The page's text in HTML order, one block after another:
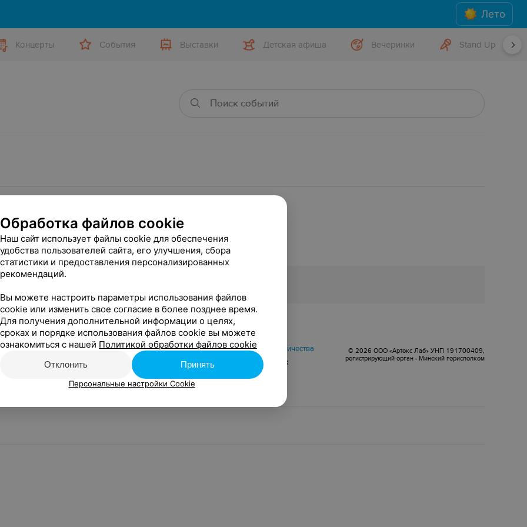
Лето
Концерты События Выставки Детская афиша Вечеринки Stand Up
условиям фильтра.
Новости проекта Размещение рекламы Вакансии
Публичный договор
оплаты
Публичный договор по использованию сервиса «Афиша»
Написать руководителю Relax.by
Связаться по вопросам сотрудничества
Персональные настройки cookie Обработка персональных данных
© 2026 ООО «Артокс Лаб» УНП 191700409,
регистрирующий орган - Минский горисполком
Обработка файлов cookie
Наш сайт использует файлы cookie для обеспечения
удобства пользователей сайта, его улучшения, сбора
статистики и предоставления персонализированных
рекомендаций.
Вы можете настроить параметры использования файлов
cookie или изменить свое согласие в более позднее время.
Для получения дополнительной информации о целях,
сроках и порядке использования файлов cookie вы можете
ознакомиться с нашей Политикой обработки файлов cookie
Отклонить Принять
Персональные настройки Cookie